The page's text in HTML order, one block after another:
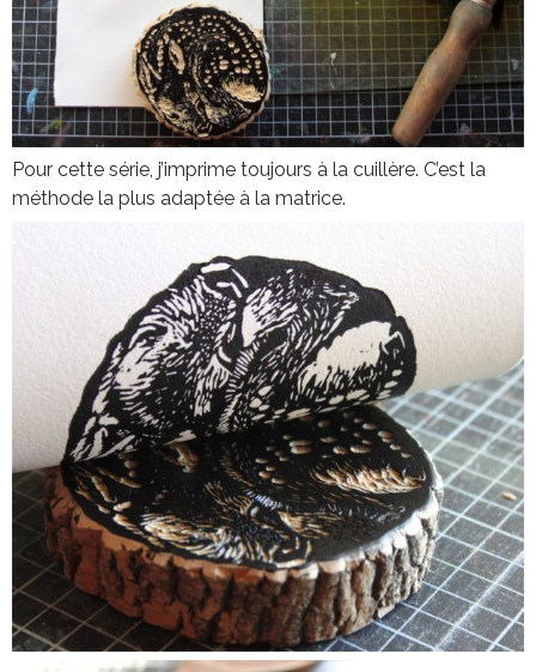
Pour cette série, j’imprime toujours à la cuillère. C’est la
méthode la plus adaptée à la matrice.